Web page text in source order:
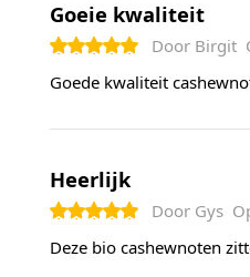
Goeie kwaliteit
Door Birgit
Goede kwaliteit
Heerlijk
Door Gys
Deze bio cashewnoten